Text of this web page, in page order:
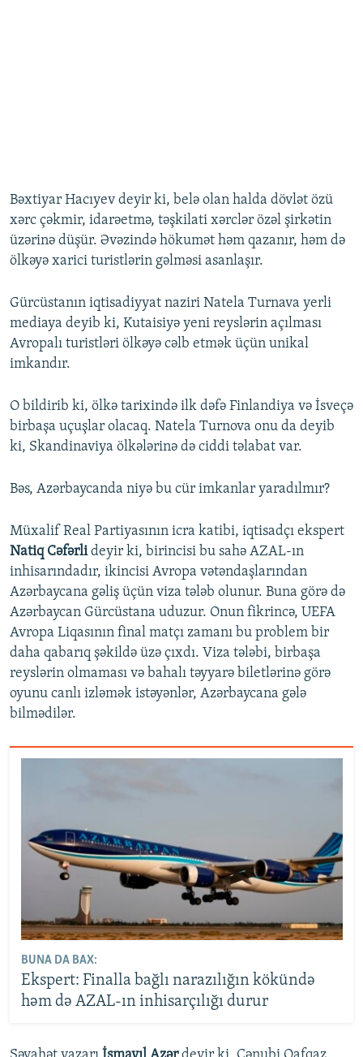
Bəxtiyar Hacıyev deyir ki, belə olan halda dövlət özü
xərc çəkmir, idarəetmə, təşkilati xərclər özəl şirkətin
üzərinə düşür. Əvəzində hökumət həm qazanır, həm də
ölkəyə xarici turistlərin gəlməsi asanlaşır.
Gürcüstanın iqtisadiyyat naziri Natela Turnava yerli
mediaya deyib ki, Kutaisiyə yeni reyslərin açılması
Avropalı turistləri ölkəyə cəlb etmək üçün unikal
imkandır.
O bildirib ki, ölkə tarixində ilk dəfə Finlandiya və İsveçə
birbaşa uçuşlar olacaq. Natela Turnova onu da deyib
ki, Skandinaviya ölkələrinə də ciddi təlabat var.
Bəs, Azərbaycanda niyə bu cür imkanlar yaradılmır?
Müxalif Real Partiyasının icra katibi, iqtisadçı ekspert
Natiq Cəfərlideyir ki, birincisi bu sahə AZAL-ın
inhisarındadır, ikincisi Avropa vətəndaşlarından
Azərbaycana gəliş üçün viza tələb olunur. Buna görə də
Azərbaycan Gürcüstana uduzur. Onun fikrincə, UEFA
Avropa Liqasının final matçı zamanı bu problem bir
daha qabarıq şəkildə üzə çıxdı. Viza tələbi, birbaşa
reyslərin olmaması və bahalı təyyarə biletlərinə görə
oyunu canlı izləmək istəyənlər, Azərbaycana gələ
bilmədilər.
BUNA DA BAX:
Ekspert: Finalla bağlı narazılığın kökündə
həm də AZAL-ın inhisarçılığı durur